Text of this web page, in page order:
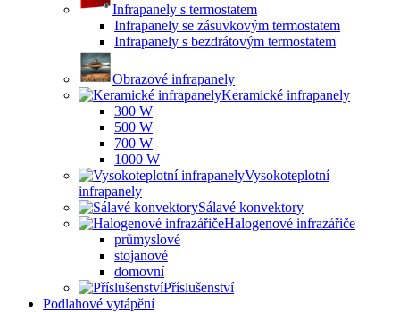
Infrapanely s termostatem
Infrapanely se zásuvkovým termostatem
Infrapanely s bezdrátovým termostatem
Obrazové infrapanely
Keramické infrapanely
300 W
500 W
700 W
1000 W
Vysokoteplotní
infrapanely
Sálavé konvektory
Halogenové infrazářiče
průmyslové
stojanové
domovní
Příslušenství
Podlahové vytápění